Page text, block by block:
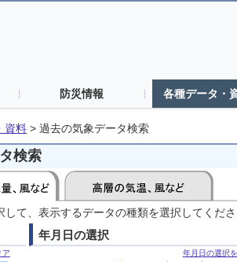
防災情報 各種データ・
資料 > 過去の気象データ検索
検索
して、表示するデータの種類を選択してくだ
ア
年月日の選択
年月日の選択